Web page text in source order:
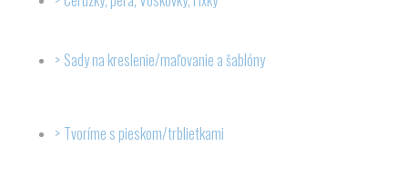
Sady na kreslenie/maľovanie a šablóny
Tvoríme s pieskom/trblietkami